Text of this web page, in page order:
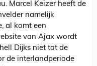
Marcel Keizer heeft de
namelijk
al komt een
van Ajax wordt
Dijks niet tot de
de interlandperiode